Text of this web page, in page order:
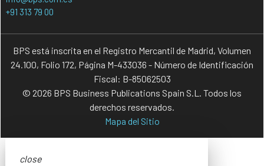
+91 313 79 00
BPS está inscrita en el Registro Mercantil de Madrid, Volumen
24.100, Folio 172, Página M-433036 - Número de Identificación
Fiscal: B-85062503
© 2026 BPS Business Publications Spain S.L. Todos los
derechos reservados.
Mapa del Sitio
close